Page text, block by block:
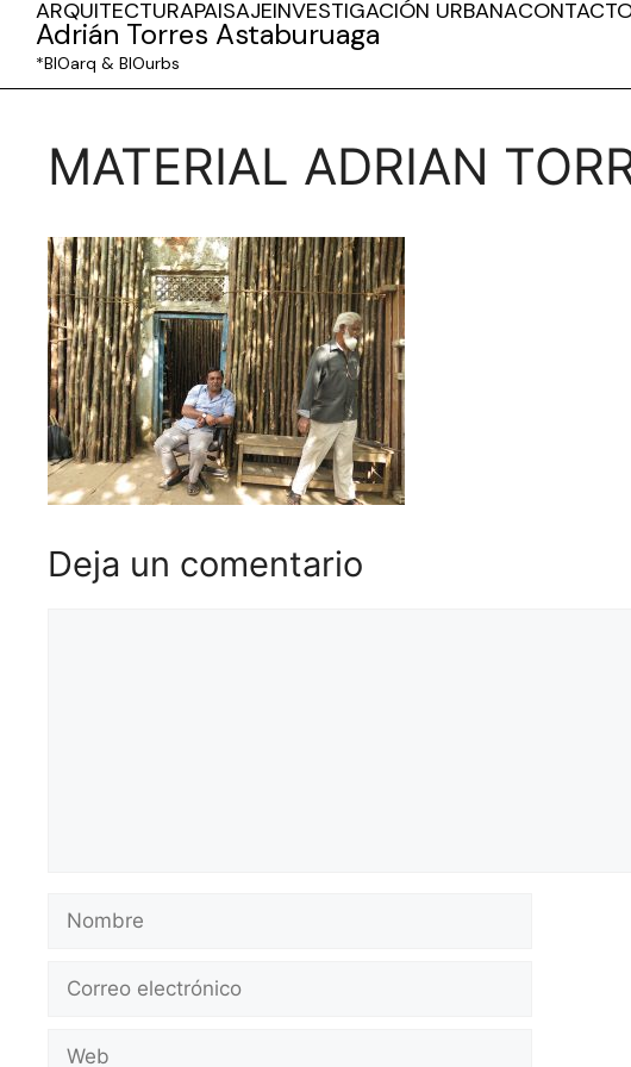
Adrián Torres Astaburuaga
*BIOarq & BIOurbs
ARQUITECTURAPAISAJEINVESTIGACIÓN URBANA
MATERIAL ADRIAN
Deja un comentario